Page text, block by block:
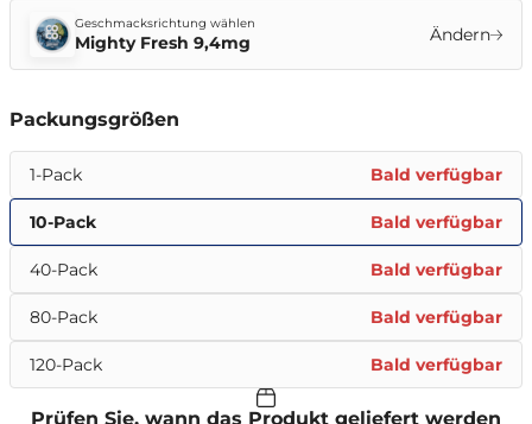
Geschmacksrichtung wählen
Mighty Fresh 9,4mg Ändern
Packungsgrößen
1-Pack Bald verfügbar
10-Pack Bald verfügbar
40-Pack Bald verfügbar
80-Pack Bald verfügbar
120-Pack Bald verfügbar
Prüfen Sie, wann das Produkt geliefert werden